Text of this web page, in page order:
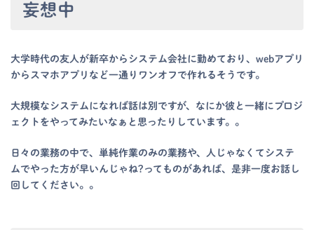
妄想中
大学時代の友人が新卒からシステム会社に勤めており、webアプリ
からスマホアプリなど一通りワンオフで作れるそうです。
大規模なシステムになれば話は別ですが、なにか彼と一緒にプロジ
ェクトをやってみたいなぁと思ったりしています。。
日々の業務の中で、単純作業のみの業務や、人じゃなくてシステ
ムでやった方が早いんじゃね?ってものがあれば、是非一度お話し
回してください。。